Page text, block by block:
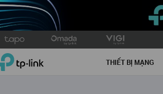
TP-Link, Reliably Smart THIẾT BỊ MẠNG